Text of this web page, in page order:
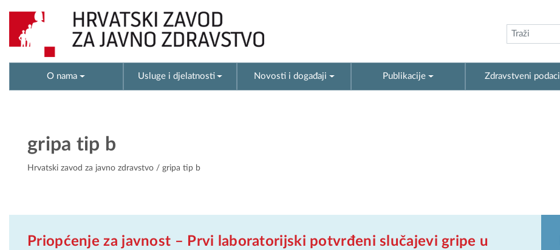
O nama Usluge i djelatnosti Novosti i događaji Publikacije Zdravstveni podaci
gripa tip b
Hrvatski zavod za javno zdravstvo / gripa tip b
Priopćenje za javnost – Prvi laboratorijski potvrđeni slučajevi gripe u